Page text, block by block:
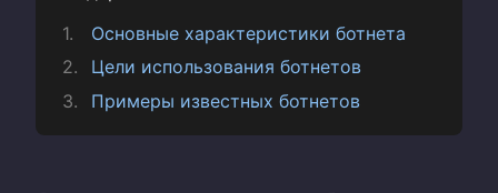
Основные характеристики ботнета
Цели использования ботнетов
Примеры известных ботнетов